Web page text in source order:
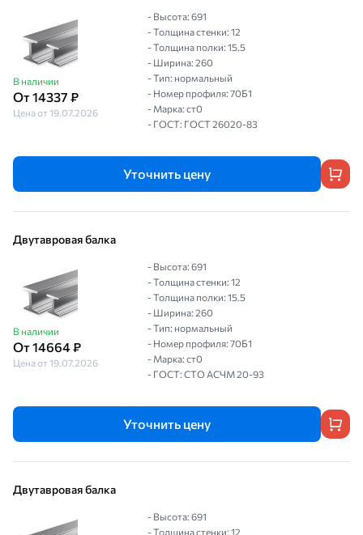
В наличии
От 14337 ₽
Цена от 19.07.2026
- Высота: 691
- Толщина стенки: 12
- Толщина полки: 15.5
- Ширина: 260
- Тип: нормальный
- Номер профиля: 70Б1
- Марка: ст0
- ГОСТ: ГОСТ 26020-83
Уточнить цену
Двутавровая балка
В наличии
От 14664 ₽
Цена от 19.07.2026
- Высота: 691
- Толщина стенки: 12
- Толщина полки: 15.5
- Ширина: 260
- Тип: нормальный
- Номер профиля: 70Б1
- Марка: ст0
- ГОСТ: СТО АСЧМ 20-93
Уточнить цену
Двутавровая балка
- Высота: 691
- Толщина стенки: 12